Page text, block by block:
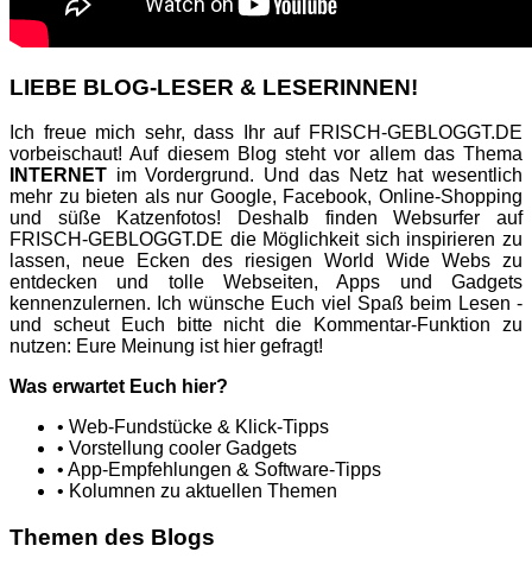
LIEBE BLOG-LESER & LESERINNEN!
Ich freue mich sehr, dass Ihr auf FRISCH-GEBLOGGT.DE
vorbeischaut! Auf diesem Blog steht vor allem das Thema
INTERNET im Vordergrund. Und das Netz hat wesentlich
mehr zu bieten als nur Google, Facebook, Online-Shopping
und süße Katzenfotos! Deshalb finden Websurfer auf
FRISCH-GEBLOGGT.DE die Möglichkeit sich inspirieren zu
lassen, neue Ecken des riesigen World Wide Webs zu
entdecken und tolle Webseiten, Apps und Gadgets
kennenzulernen. Ich wünsche Euch viel Spaß beim Lesen -
und scheut Euch bitte nicht die Kommentar-Funktion zu
nutzen: Eure Meinung ist hier gefragt!
Was erwartet Euch hier?
• Web-Fundstücke & Klick-Tipps
• Vorstellung cooler Gadgets
• App-Empfehlungen & Software-Tipps
• Kolumnen zu aktuellen Themen
Themen des Blogs